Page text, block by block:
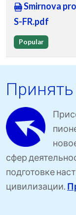
Smirnova
S-FR.pdf
Popular
Принять
сфер
подготовке
цивилизации.